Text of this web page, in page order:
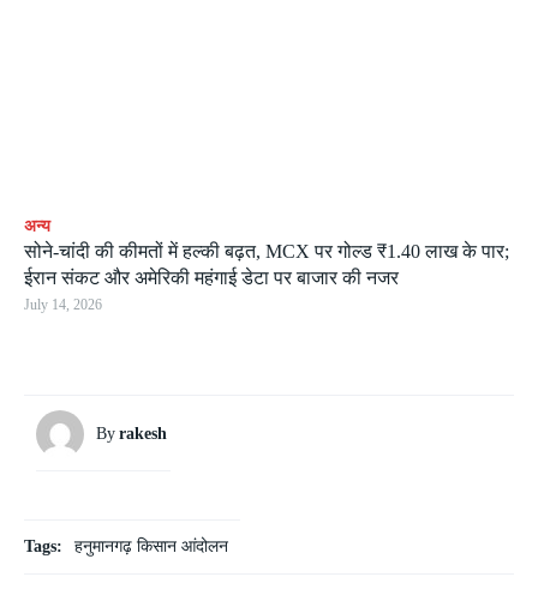
अन्य
सोने-चांदी की कीमतों में हल्की बढ़त, MCX पर गोल्ड ₹1.40 लाख के पार;
ईरान संकट और अमेरिकी महंगाई डेटा पर बाजार की नजर
July 14, 2026
By rakesh
Tags: हनुमानगढ़ किसान आंदोलन